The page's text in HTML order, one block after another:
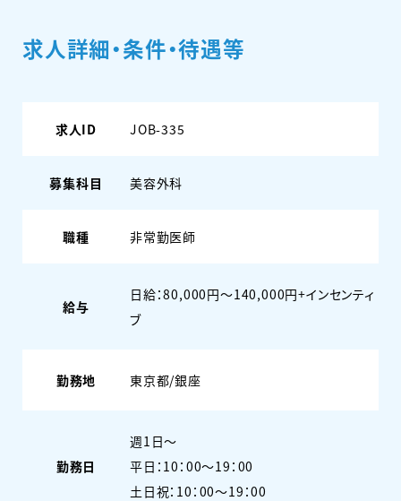
求人詳細・条件・待遇等
求人ID JOB-335
募集科目 美容外科
職種 非常勤医師
給与
日給：80,000円～140,000円+インセンティ
ブ
勤務地 東京都/銀座
勤務日
週1日〜
平日：10：00～19：00
土日祝：10：00～19：00